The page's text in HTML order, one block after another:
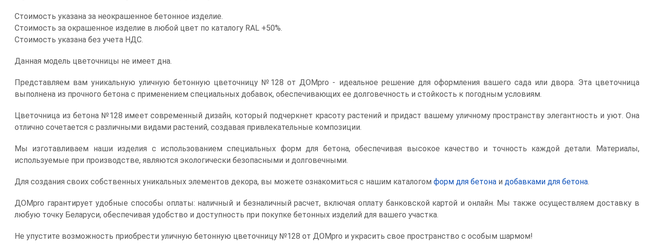
Стоимость указана за неокрашенное бетонное изделие.
Стоимость за окрашенное изделие в любой цвет по каталогу RAL +50%.
Стоимость указана без учета НДС.
Данная модель цветочницы не имеет дна.
Представляем вам уникальную уличную бетонную цветочницу №128 от ДОМpro - идеальное решение для оформления вашего сада или двора. Эта цветочница
выполнена из прочного бетона с применением специальных добавок, обеспечивающих ее долговечность и стойкость к погодным условиям.
Цветочница из бетона №128 имеет современный дизайн, который подчеркнет красоту растений и придаст вашему уличному пространству элегантность и уют. Она
отлично сочетается с различными видами растений, создавая привлекательные композиции.
Мы изготавливаем наши изделия с использованием специальных форм для бетона, обеспечивая высокое качество и точность каждой детали. Материалы,
используемые при производстве, являются экологически безопасными и долговечными.
Для создания своих собственных уникальных элементов декора, вы можете ознакомиться с нашим каталогом форм для бетона и добавками для бетона.
ДОМpro гарантирует удобные способы оплаты: наличный и безналичный расчет, включая оплату банковской картой и онлайн. Мы также осуществляем доставку в
любую точку Беларуси, обеспечивая удобство и доступность при покупке бетонных изделий для вашего участка.
Не упустите возможность приобрести уличную бетонную цветочницу №128 от ДОМpro и украсить свое пространство с особым шармом!